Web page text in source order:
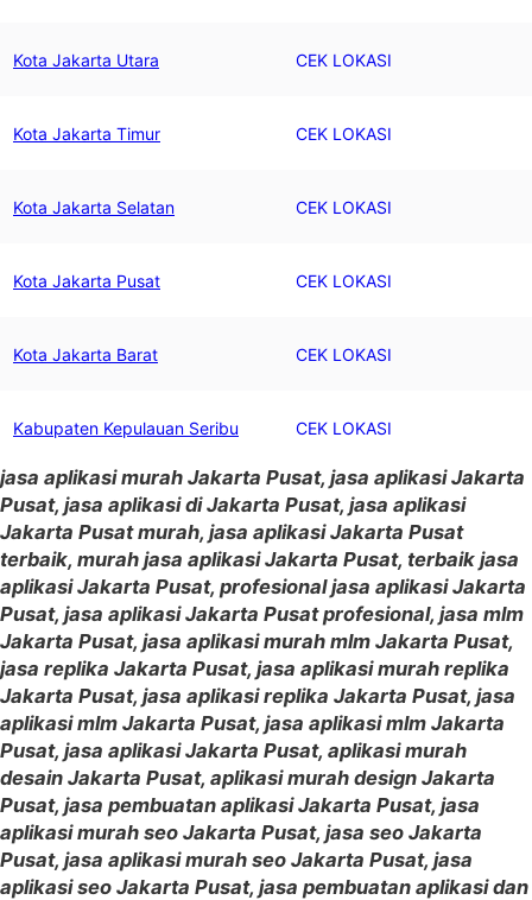
Kota Jakarta Utara CEK LOKASI
Kota Jakarta Timur CEK LOKASI
Kota Jakarta Selatan CEK LOKASI
Kota Jakarta Pusat CEK LOKASI
Kota Jakarta Barat CEK LOKASI
Kabupaten Kepulauan Seribu CEK LOKASI
jasa aplikasi murah Jakarta Pusat, jasa aplikasi Jakarta
Pusat, jasa aplikasi di Jakarta Pusat, jasa aplikasi
Jakarta Pusat murah, jasa aplikasi Jakarta Pusat
terbaik, murah jasa aplikasi Jakarta Pusat, terbaik jasa
aplikasi Jakarta Pusat, profesional jasa aplikasi Jakarta
Pusat, jasa aplikasi Jakarta Pusat profesional, jasa mlm
Jakarta Pusat, jasa aplikasi murah mlm Jakarta Pusat,
jasa replika Jakarta Pusat, jasa aplikasi murah replika
Jakarta Pusat, jasa aplikasi replika Jakarta Pusat, jasa
aplikasi mlm Jakarta Pusat, jasa aplikasi mlm Jakarta
Pusat, jasa aplikasi Jakarta Pusat, aplikasi murah
desain Jakarta Pusat, aplikasi murah design Jakarta
Pusat, jasa pembuatan aplikasi Jakarta Pusat, jasa
aplikasi murah seo Jakarta Pusat, jasa seo Jakarta
Pusat, jasa aplikasi murah seo Jakarta Pusat, jasa
aplikasi seo Jakarta Pusat, jasa pembuatan aplikasi dan